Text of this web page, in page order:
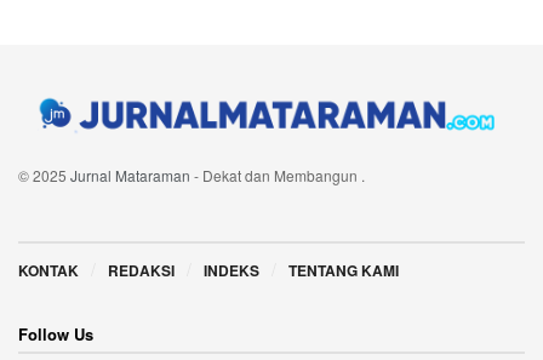
© 2025 Jurnal Mataraman - Dekat dan Membangun .
KONTAK REDAKSI INDEKS TENTANG KAMI
Follow Us